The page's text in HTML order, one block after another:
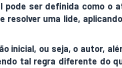
pode ser definida como o
uma lide,
inicial, ou seja, o autor,
tal regra diferente do